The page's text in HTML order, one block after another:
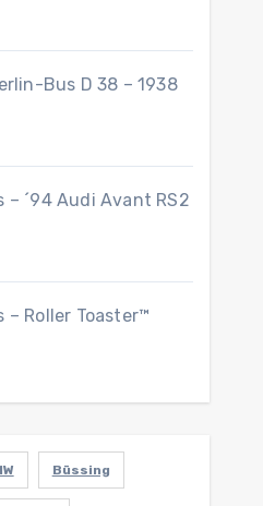
Bus D 38 – 1938
– ´94 Audi Avant RS2
– Roller Toaster™
Büssing